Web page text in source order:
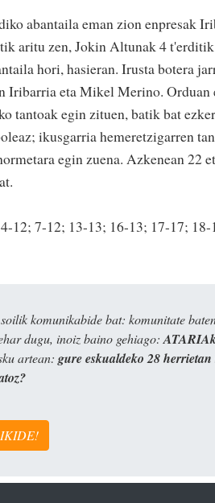
abantaila eman zion enpresak
aritu zen, Jokin Altunak 4
hori, hasieran. Irusta botera
Iribarria eta Mikel Merino.
tantoak egin zituen, batik bat
ikusgarria hemeretzigarren
egin zuena. Azkenean 22
12; 7-12; 13-13; 16-13; 17-17;
komunikabide bat: komunitate
dugu, inoiz baino gehiago:
artean: gure eskualdeko 28